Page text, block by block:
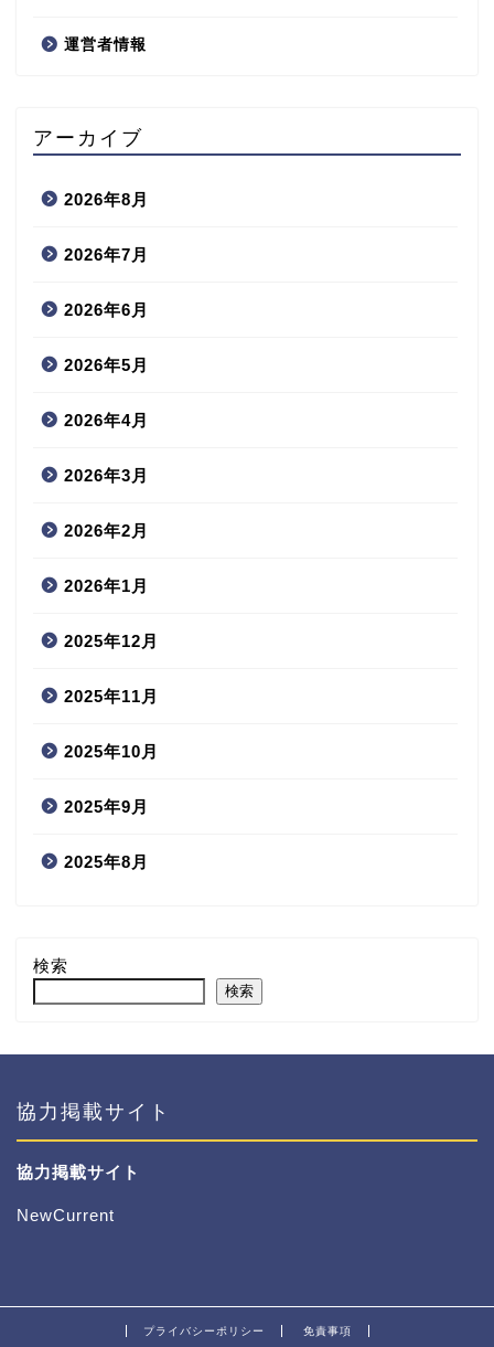
運営者情報
アーカイブ
2026年8月
2026年7月
2026年6月
2026年5月
2026年4月
2026年3月
2026年2月
2026年1月
2025年12月
2025年11月
2025年10月
2025年9月
2025年8月
検索
検索
協力掲載サイト
協力掲載サイト
NewCurrent
プライバシーポリシー 免責事項